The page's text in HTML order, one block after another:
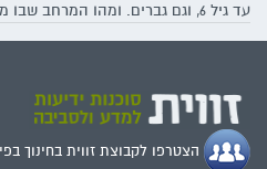
עד גיל 6, וגם גברים. ומהו המרחב
הצטרפו לקבוצת זווית בחינוך